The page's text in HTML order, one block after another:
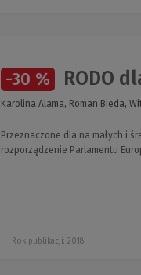
-30 % RODO
Karolina Alama, Roman Bieda,
Przeznaczone dla na małych i
rozporządzenie Parlamentu
Rok publikacji: 2018